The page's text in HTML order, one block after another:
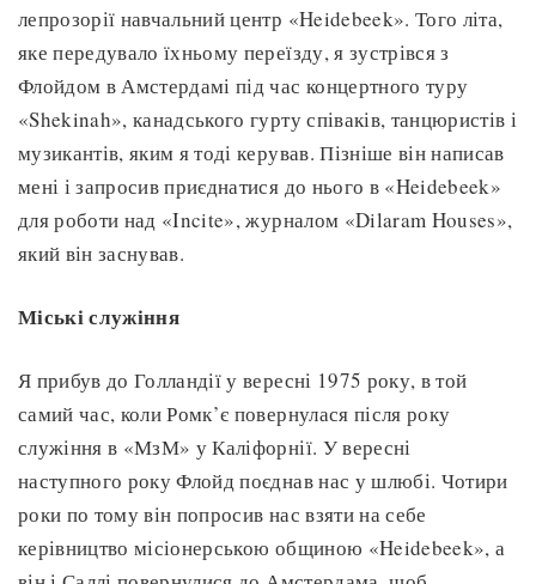
лепрозорії навчальний центр «Heidebeek». Того літа,
яке передувало їхньому переїзду, я зустрівся з
Флойдом в Амстердамі під час концертного туру
«Shekinah», канадського гурту співаків, танцюристів і
музикантів, яким я тоді керував. Пізніше він написав
мені і запросив приєднатися до нього в «Heidebeek»
для роботи над «Incite», журналом «Dilaram Houses»,
який він заснував.
Міські служіння
Я прибув до Голландії у вересні 1975 року, в той
самий час, коли Ромк’є повернулася після року
служіння в «МзМ» у Каліфорнії. У вересні
наступного року Флойд поєднав нас у шлюбі. Чотири
роки по тому він попросив нас взяти на себе
керівництво місіонерською общиною «Heidebeek», а